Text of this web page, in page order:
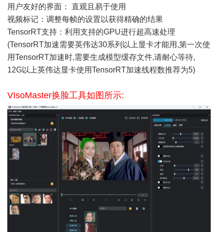
用户友好的界面： 直观且易于使用
视频标记：调整每帧的设置以获得精确的结果
TensorRT支持：利用支持的GPU进行超高速处理
(TensorRT加速需要英伟达30系列以上显卡才能用,第一次使
用TensorRT加速时,需要生成模型缓存文件,请耐心等待,
12G以上英伟达显卡使用TensorRT加速线程数推荐为5)
VIsoMaster换脸工具如图所示: